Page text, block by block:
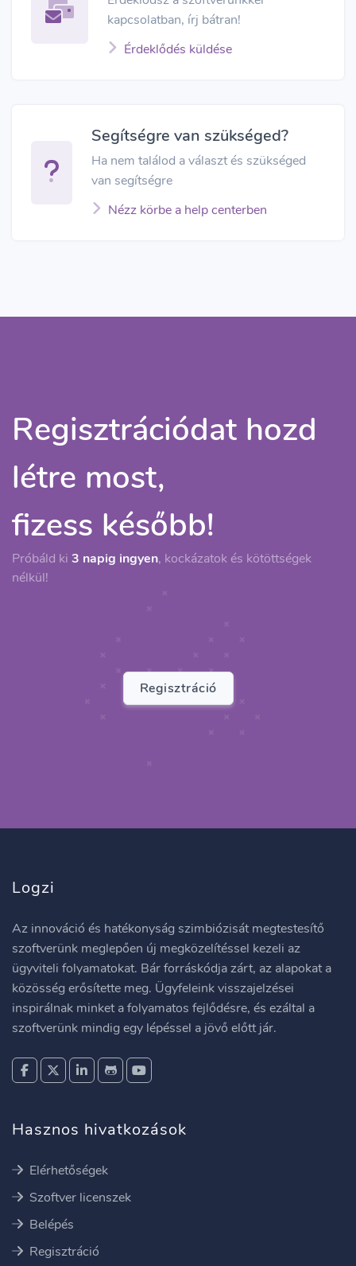
kapcsolatban, írj bátran!
Érdeklődés küldése
Segítségre van szükséged?
Ha nem találod a választ és szükséged
van segítségre
Nézz körbe a help centerben
Regisztrációdat hozd
létre most,
fizess később!
Próbáld ki 3 napig ingyen, kockázatok és kötöttségek
nélkül!
Regisztráció
Logzi
Az innováció és hatékonyság szimbiózisát megtestesítő
szoftverünk meglepően új megközelítéssel kezeli az
ügyviteli folyamatokat. Bár forráskódja zárt, az alapokat a
közösség erősítette meg. Ügyfeleink visszajelzései
inspirálnak minket a folyamatos fejlődésre, és ezáltal a
szoftverünk mindig egy lépéssel a jövő előtt jár.
Hasznos hivatkozások
Elérhetőségek
Szoftver licenszek
Belépés
Regisztráció